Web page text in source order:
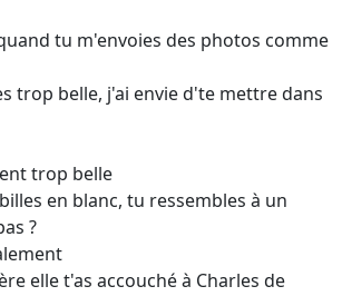
tu m'envoies des photos comme
trop belle, j'ai envie d'te mettre dans
trop belle
en blanc, tu ressembles à un
?
elle t'as accouché à Charles de